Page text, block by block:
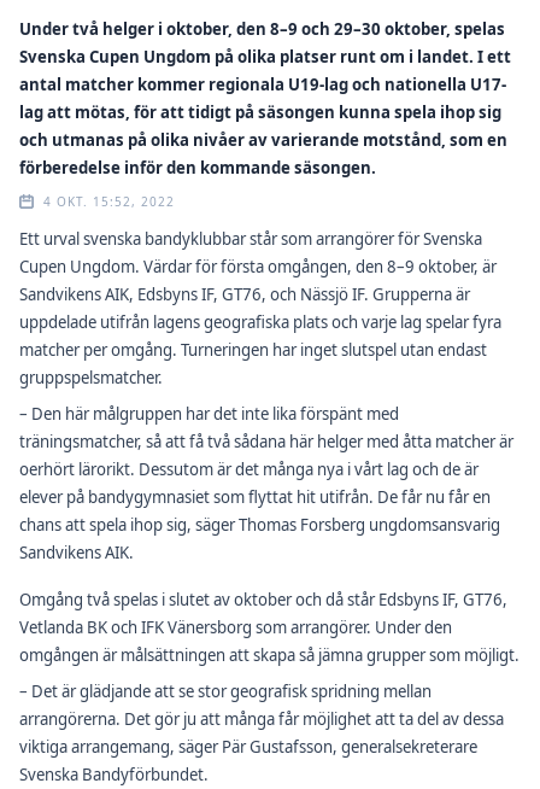
Under två helger i oktober, den 8–9 och 29–30 oktober, spelas
Svenska Cupen Ungdom på olika platser runt om i landet. I ett
antal matcher kommer regionala U19-lag och nationella U17-
lag att mötas, för att tidigt på säsongen kunna spela ihop sig
och utmanas på olika nivåer av varierande motstånd, som en
förberedelse inför den kommande säsongen.
4 OKT. 15:52, 2022
Ett urval svenska bandyklubbar står som arrangörer för Svenska
Cupen Ungdom. Värdar för första omgången, den 8–9 oktober, är
Sandvikens AIK, Edsbyns IF, GT76, och Nässjö IF. Grupperna är
uppdelade utifrån lagens geografiska plats och varje lag spelar fyra
matcher per omgång. Turneringen har inget slutspel utan endast
gruppspelsmatcher.
– Den här målgruppen har det inte lika förspänt med
träningsmatcher, så att få två sådana här helger med åtta matcher är
oerhört lärorikt. Dessutom är det många nya i vårt lag och de är
elever på bandygymnasiet som flyttat hit utifrån. De får nu får en
chans att spela ihop sig, säger Thomas Forsberg ungdomsansvarig
Sandvikens AIK.
Omgång två spelas i slutet av oktober och då står Edsbyns IF, GT76,
Vetlanda BK och IFK Vänersborg som arrangörer. Under den
omgången är målsättningen att skapa så jämna grupper som möjligt.
– Det är glädjande att se stor geografisk spridning mellan
arrangörerna. Det gör ju att många får möjlighet att ta del av dessa
viktiga arrangemang, säger Pär Gustafsson, generalsekreterare
Svenska Bandyförbundet.